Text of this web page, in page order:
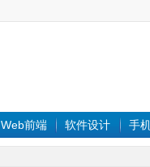
Web前端 软件设计 手